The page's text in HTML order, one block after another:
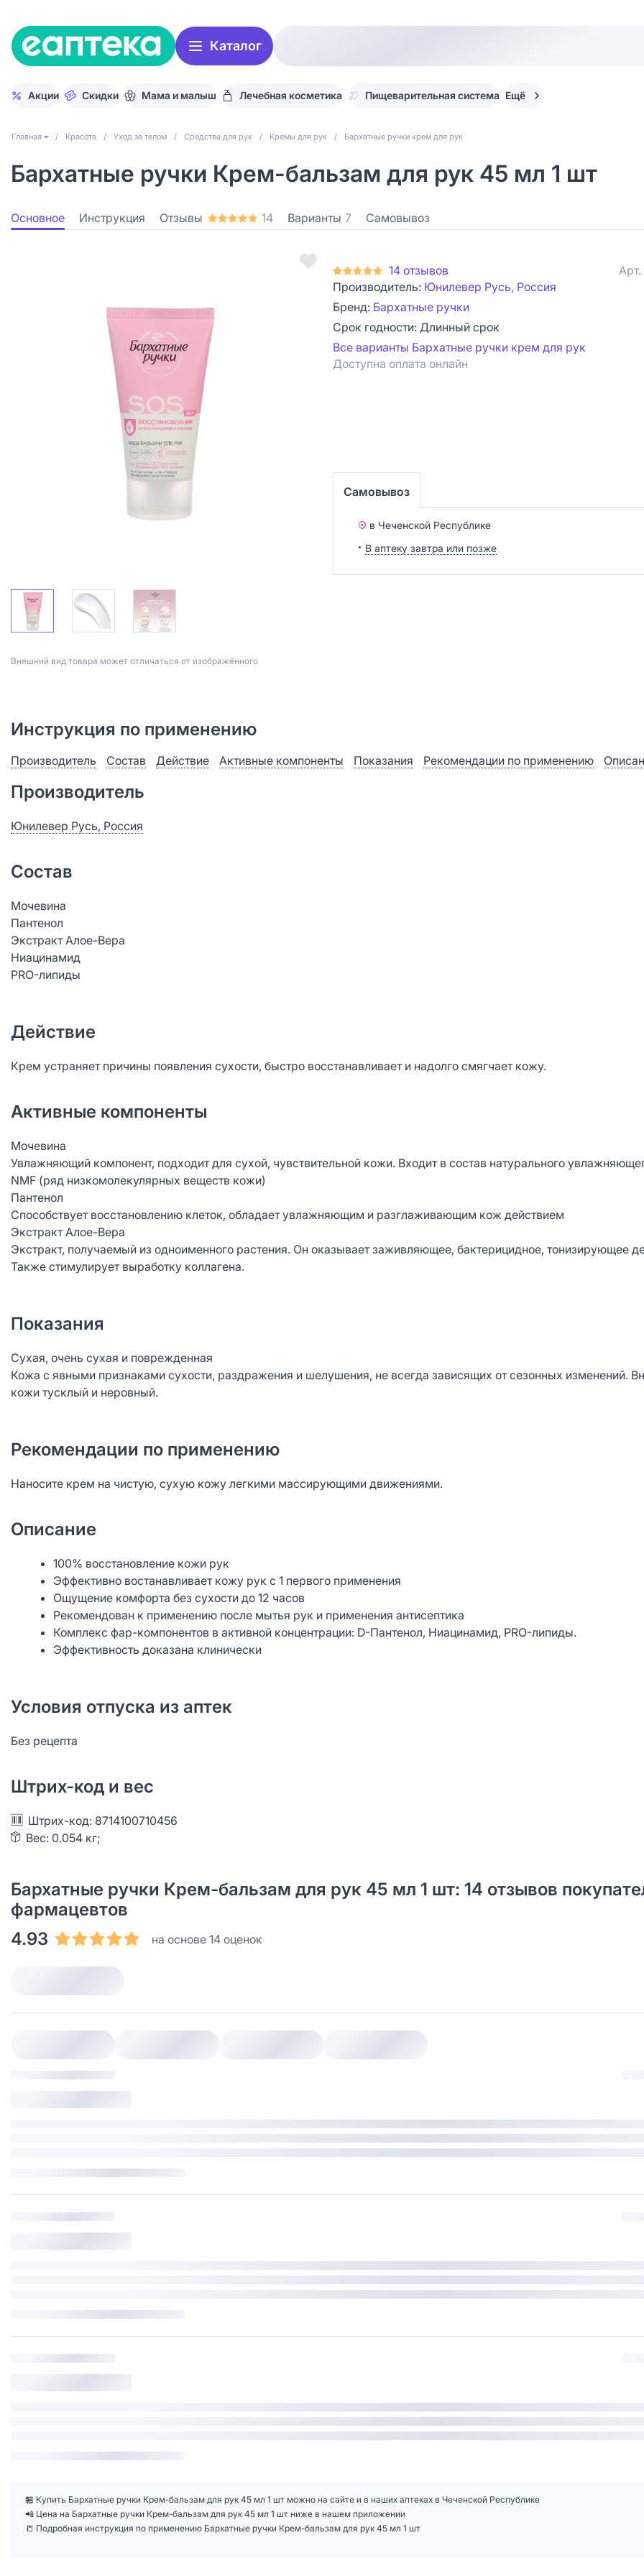
Каталог
Акции Скидки Мама и малыш Лечебная косметика Пищеварительная система Ещё
Главная / Красота / Уход за телом / Средства для рук / Кремы для рук / Бархатные ручки крем для рук
Бархатные ручки Крем-бальзам для рук 45 мл 1 шт
Основное Инструкция Отзывы 14 Варианты 7 Самовывоз
Bнешний вид товара может отличаться от изображённого
14 отзывов Арт.
Производитель: Юнилевер Русь, Россия
Бренд: Бархатные ручки
Срок годности: Длинный срок
Все варианты Бархатные ручки крем для рук
Доступна оплата онлайн
Самовывоз
в Чеченской Республике
В аптеку завтра или позже
Инструкция по применению
Производитель Состав Действие Активные компоненты Показания Рекомендации по применению
Производитель
Юнилевер Русь, Россия
Состав
Мочевина
Пантенол
Экстракт Алое-Вера
Ниацинамид
PRO-липиды
Действие
Крем устраняет причины появления сухости, быстро восстанавливает и надолго смягчает кожу.
Активные компоненты
Мочевина
Увлажняющий компонент, подходит для сухой, чувствительной кожи. Входит в состав натурального
NMF (ряд низкомолекулярных веществ кожи)
Пантенол
Способствует восстановлению клеток, обладает увлажняющим и разглаживающим кож действием
Экстракт Алое-Вера
Экстракт, получаемый из одноименного растения. Он оказывает заживляющее, бактерицидное, тонизирующее
Также стимулирует выработку коллагена.
Показания
Сухая, очень сухая и поврежденная
Кожа с явными признаками сухости, раздражения и шелушения, не всегда зависящих от сезонных изменений.
кожи тусклый и неровный.
Рекомендации по применению
Наносите крем на чистую, сухую кожу легкими массирующими движениями.
Описание
100% восстановление кожи рук
Эффективно востанавливает кожу рук с 1 первого применения
Ощущение комфорта без сухости до 12 часов
Рекомендован к применению после мытья рук и применения антисептика
Комплекс фар-компонентов в активной концентрации: D-Пантенол, Ниацинамид, PRO-липиды.
Эффективность доказана клинически
Условия отпуска из аптек
Без рецепта
Штрих-код и вес
Штрих-код: 8714100710456
Вес: 0.054 кг;
Бархатные ручки Крем-бальзам для рук 45 мл 1 шт: 14 отзывов
фармацевтов
4.93
на основе 14 оценок
🏪 Купить Бархатные ручки Крем-бальзам для рук 45 мл 1 шт можно на сайте и в наших аптеках в Чеченской Республике
📲 Цена на Бархатные ручки Крем-бальзам для рук 45 мл 1 шт ниже в нашем приложении
📒 Подробная инструкция по применению Бархатные ручки Крем-бальзам для рук 45 мл 1 шт